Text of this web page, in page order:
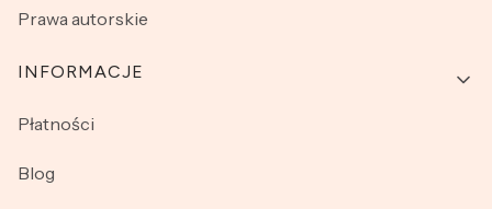
Prawa autorskie
INFORMACJE
Płatności
Blog